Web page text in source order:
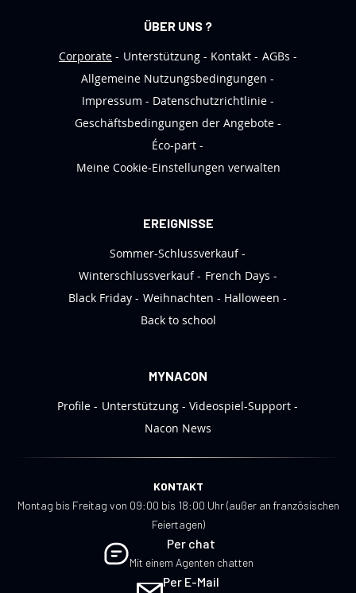
ÜBER UNS ?
Corporate
Unterstützung Kontakt
AGBs
Allgemeine Nutzungsbedingungen
Impressum
Datenschutzrichtlinie
Geschäftsbedingungen der Angebote
Éco-part
Meine Cookie-Einstellungen verwalten
EREIGNISSE
Sommer-Schlussverkauf
Winterschlussverkauf
French Days
Black Friday
Weihnachten
Halloween
Back to school
MYNACON
Profile
Unterstützung
Videospiel-Support
Nacon News
KONTAKT
Montag bis Freitag von 09:00 bis 18:00 Uhr (außer an französischen
Feiertagen)
Per chat
Mit einem Agenten chatten
Per E-Mail